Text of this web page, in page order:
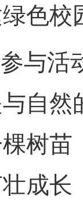
色校
参与活
自然
树苗
成长